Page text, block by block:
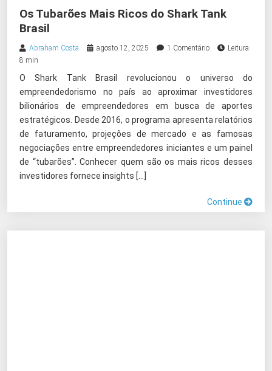
Os Tubarões Mais Ricos do Shark Tank
Brasil
Abraham Costa agosto 12, 2025 1 Comentário
Leitura:
8 min
O Shark Tank Brasil revolucionou o universo do
empreendedorismo no país ao aproximar investidores
bilionários de empreendedores em busca de aportes
estratégicos. Desde 2016, o programa apresenta relatórios
de faturamento, projeções de mercado e as famosas
negociações entre empreendedores iniciantes e um painel
de “tubarões”. Conhecer quem são os mais ricos desses
investidores fornece insights […]
Continue